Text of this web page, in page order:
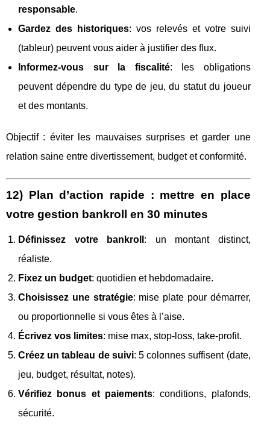
responsable.
Gardez des historiques: vos relevés et votre suivi
(tableur) peuvent vous aider à justifier des flux.
Informez-vous sur la fiscalité: les obligations
peuvent dépendre du type de jeu, du statut du joueur
et des montants.
Objectif : éviter les mauvaises surprises et garder une
relation saine entre divertissement, budget et conformité.
12) Plan d’action rapide : mettre en place
votre gestion bankroll en 30 minutes
Définissez votre bankroll : un montant distinct,
réaliste.
Fixez un budget: quotidien et hebdomadaire.
Choisissez une stratégie: mise plate pour démarrer,
ou proportionnelle si vous êtes à l’aise.
Écrivez vos limites: mise max, stop‑loss, take‑profit.
Créez un tableau de suivi: 5 colonnes suffisent (date,
jeu, budget, résultat, notes).
Vérifiez bonus et paiements: conditions, plafonds,
sécurité.